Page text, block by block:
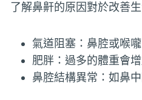
了解鼻鼾的原因對於改善
氣道阻塞：鼻腔或喉
肥胖：過多的體重會
鼻腔結構異常：如鼻